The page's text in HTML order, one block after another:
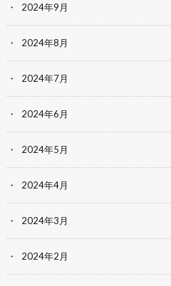
2024年9月
2024年8月
2024年7月
2024年6月
2024年5月
2024年4月
2024年3月
2024年2月